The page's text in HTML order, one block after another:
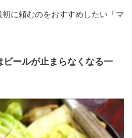
に頼むのをおすすめしたい「マ
ールが止まらなくなる一